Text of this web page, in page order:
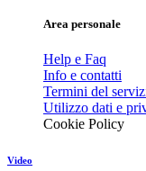
Area personale
Help e Faq
Info e contatti
Termini del
Utilizzo dati e
Cookie Policy
Video